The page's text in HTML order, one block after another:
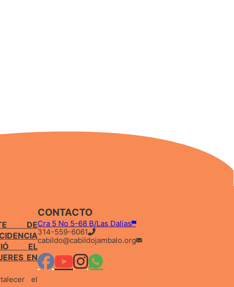
DE
EL
EN
el
CONTACTO
Cra 5 No 5-68 B/Las Dalias
314-559-6061
cabildo@cabildojambalo.org